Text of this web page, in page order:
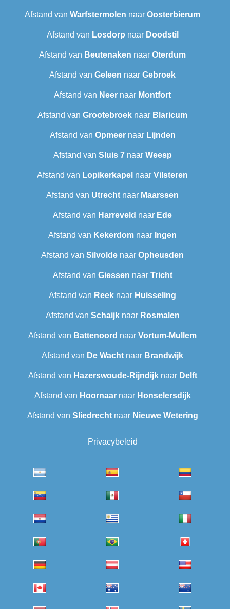
Afstand van Warfstermolen naar Oosterbierum
Afstand van Losdorp naar Doodstil
Afstand van Beutenaken naar Oterdum
Afstand van Geleen naar Gebroek
Afstand van Neer naar Montfort
Afstand van Grootebroek naar Blaricum
Afstand van Opmeernaar Lijnden
Afstand van Sluis 7naar Weesp
Afstand van Lopikerkapel naar Vilsteren
Afstand van Utrecht naar Maarssen
Afstand van Harreveld naar Ede
Afstand van Kekerdom naar Ingen
Afstand van Silvolde naar Opheusden
Afstand van Giessen naar Tricht
Afstand van Reek naar Huisseling
Afstand van Schaijknaar Rosmalen
Afstand van Battenoord naar Vortum-Mullem
Afstand van De Wacht naar Brandwijk
Afstand van Hazerswoude-Rijndijknaar Delft
Afstand van Hoornaarnaar Honselersdijk
Afstand van Sliedrechtnaar Nieuwe Wetering
Privacybeleid